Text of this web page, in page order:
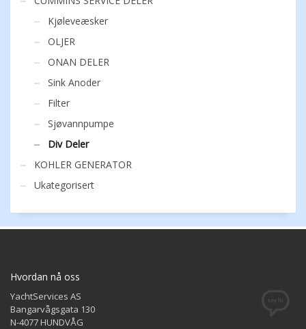
Kjøleveæsker
OLJER
ONAN DELER
Sink Anoder
Filter
Sjøvannpumpe
Div Deler
KOHLER GENERATOR
Ukategorisert
Hvordan nå oss
YachtServices AS
Bangarvågsgata 130
N-4077 HUNDVÅG